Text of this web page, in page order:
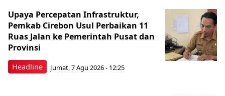
Headline
Upaya Percepatan Infrastruktur,
Pemkab Cirebon Usul Perbaikan 11
Ruas Jalan ke Pemerintah Pusat dan
Provinsi
Jumat, 7 Agu 2026 - 12:25